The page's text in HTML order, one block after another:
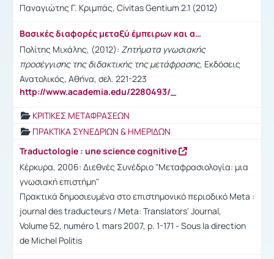
Παναγιώτης Γ. Κριμπάς, Civitas Gentium 2.1 (2012)
Βασικές διαφορές μεταξύ έμπειρων και αρχάριων μεταφραστών
Πολίτης Μιχάλης, (2012): Ζητήματα γνωσιακής
προσέγγισης της διδακτικής της μετάφρασης, Εκδόσεις
Ανατολικός, Αθήνα, σελ. 221-223
http://www.academia.edu/2280493/_
ΚΡΙΤΙΚΕΣ ΜΕΤΑΦΡΑΣΕΩΝ
ΠΡΑΚΤΙΚΑ ΣΥΝΕΔΡΙΩΝ & ΗΜΕΡΙΔΩΝ
Traductologie : une science cognitive
Κέρκυρα, 2006: Διεθνές Συνέδριο "Μεταφρασιολογία: μια
γνωσιακή επιστήμη"
Πρακτικά δημοσιευμένα στο επιστημονικό περιοδικό Meta :
journal des traducteurs / Meta: Translators' Journal,
Volume 52, numéro 1, mars 2007, p. 1-171 - Sous la direction
de Michel Politis